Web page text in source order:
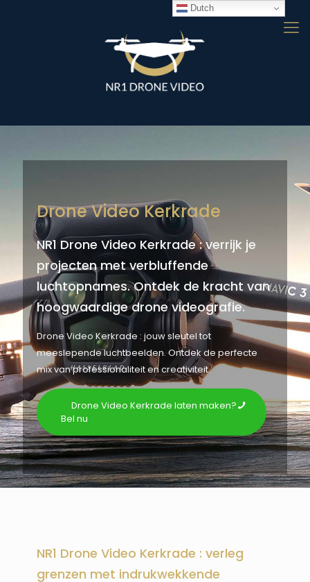
Drone Video Kerkrade
NR1 Drone Video Kerkrade : verrijk je
projecten met verbluffende
luchtopnames. Ontdek de kracht van
hoogwaardige drone videografie.
Drone Video Kerkrade : jouw sleutel tot
meeslepende luchtbeelden. Ontdek de perfecte
mix van professionaliteit en creativiteit.
Drone Video Kerkrade laten maken?
Bel nu
NR1 Drone Video Kerkrade : verleg
grenzen met indrukwekkende
Dutch